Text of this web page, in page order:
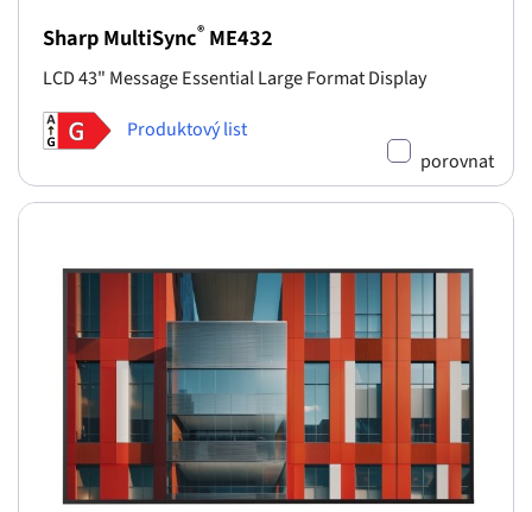
Sharp MultiSync® ME432
LCD 43" Message Essential Large Format Display
Produktový list
porovnat